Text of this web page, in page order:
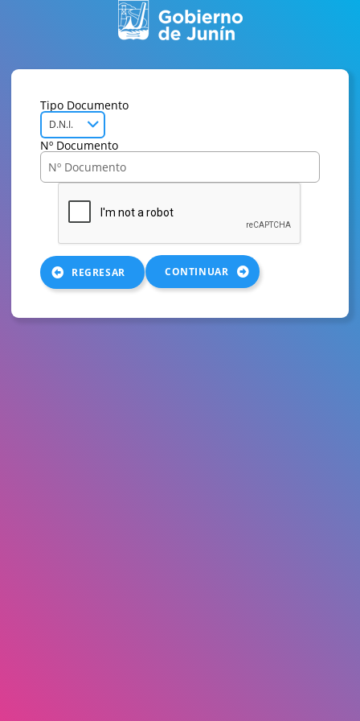
Tipo Documento
D.N.I.
Nº Documento
REGRESAR CONTINUAR